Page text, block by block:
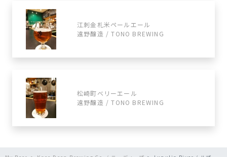
江刺金札米ペールエール
遠野醸造 / TONO BREWING
松崎町ベリーエール
遠野醸造 / TONO BREWING